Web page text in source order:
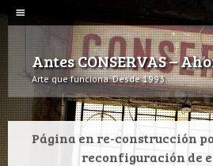
IR AL CONTENIDO
Antes CONSERVAS –
Arte que funciona. Desde 1993.
Página en re-construcción
reconfiguración de